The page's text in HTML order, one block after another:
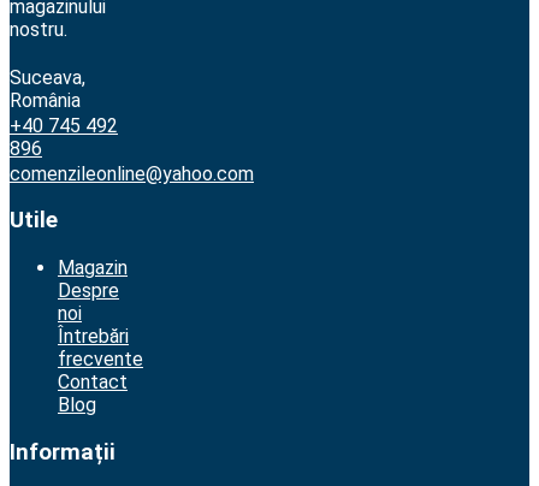
magazinului
nostru.
Suceava,
România
+40 745 492
896
comenzileonline@yahoo.com
Utile
Magazin
Despre
noi
Întrebări
frecvente
Contact
Blog
Informații